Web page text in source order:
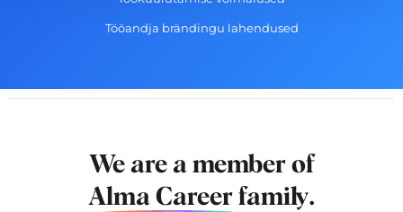
Tööandja brändingu lahendused
We are a member of
Alma Career family.